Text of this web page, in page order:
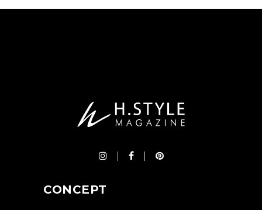
CONCEPT